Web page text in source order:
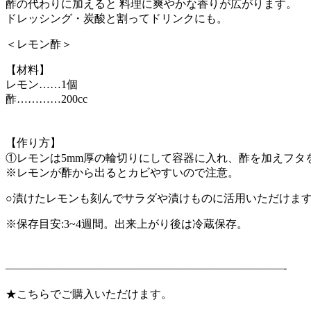
酢の代わりに加えると 料理に爽やかな香りが広がります。
ドレッシング・炭酸と割ってドリンクにも。
＜レモン酢＞
【材料】
レモン……1個
酢…………200cc
【作り方】
①レモンは5mm厚の輪切りにして容器に入れ、酢を加えフタ
※レモンが酢から出るとカビやすいので注意。
○漬けたレモンも刻んでサラダや漬けものに活用いただけます
※保存目安:3~4週間。出来上がり後は冷蔵保存。
—————————————————————————-
★こちらでご購入いただけます。